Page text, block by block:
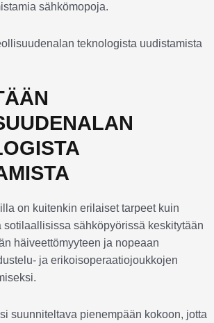
sähkömopoja.
on kuitenkin erilaiset tarpeet kuin
sähköpyörissä keskitytään
häiveettömyyteen ja nopeaan
ja erikoisoperaatiojoukkojen
suunniteltava pienempään kokoon, jotta